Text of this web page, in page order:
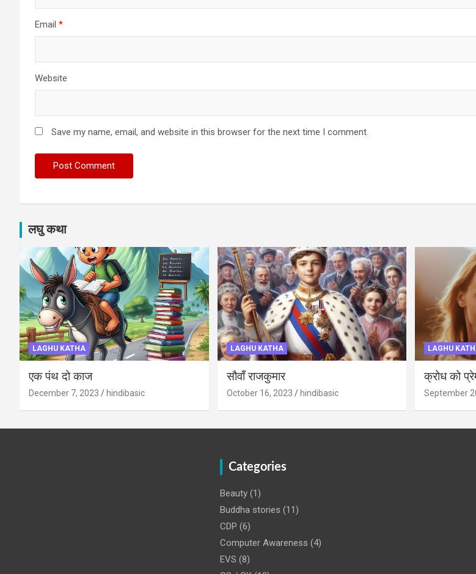
Email *
Website
Save my name, email, and website in this browser for the next time I comment.
लघु कथा
LAGHU KATHA
एक पंथ दो काज
December 7, 2023 hindibasic
LAGHU KATHA
सौवाँ राजकुमार
October 16, 2023 hindibasic
LAGHU
क्रोध को
September
Categories
Beauty(1)
Buddha stories (11)
CDP (6)
Computer Awareness (4)
EVS (8)